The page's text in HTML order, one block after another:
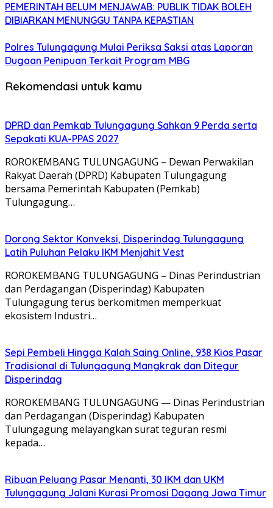
PEMERINTAH BELUM MENJAWAB: PUBLIK TIDAK BOLEH
DIBIARKAN MENUNGGU TANPA KEPASTIAN
Polres Tulungagung Mulai Periksa Saksi atas Laporan
Dugaan Penipuan Terkait Program MBG
Rekomendasi untuk kamu
DPRD dan Pemkab Tulungagung Sahkan 9 Perda serta
Sepakati KUA-PPAS 2027
ROROKEMBANG TULUNGAGUNG – Dewan Perwakilan
Rakyat Daerah (DPRD) Kabupaten Tulungagung
bersama Pemerintah Kabupaten (Pemkab)
Tulungagung…
Dorong Sektor Konveksi, Disperindag Tulungagung
Latih Puluhan Pelaku IKM Menjahit Vest
​ROROKEMBANG TULUNGAGUNG – Dinas Perindustrian
dan Perdagangan (Disperindag) Kabupaten
Tulungagung terus berkomitmen memperkuat
ekosistem Industri…
Sepi Pembeli Hingga Kalah Saing Online, 938 Kios Pasar
Tradisional di Tulungagung Mangkrak dan Ditegur
Disperindag
ROROKEMBANG TULUNGAGUNG — Dinas Perindustrian
dan Perdagangan (Disperindag) Kabupaten
Tulungagung melayangkan surat teguran resmi
kepada…
Ribuan Peluang Pasar Menanti, 30 IKM dan UKM
Tulungagung Jalani Kurasi Promosi Dagang Jawa Timur